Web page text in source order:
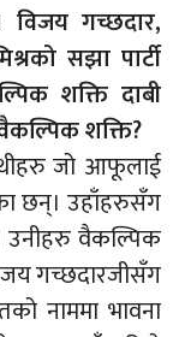
विजय गच्छदार,
सझा पार्टी
शक्ति दाबी
शक्ति?
जो आफूलाई
छन्। उहाँहरुसँग
उनीहरु वैकल्पिक
गच्छदारजीसँग
नाममा भावना